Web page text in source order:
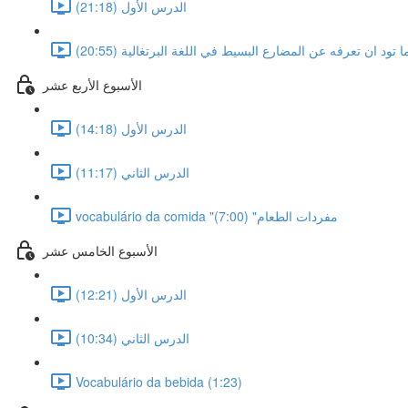
الدرس الأول (21:18)
تود ان تعرفه عن المضارع البسيط في اللغة البرتغالية (20:55)
الأسبوع الأربع عشر
الدرس الأول (14:18)
الدرس الثاني (11:17)
vocabulário da comida "مفردات الطعام" (7:00)
الأسبوع الخامس عشر
الدرس الأول (12:21)
الدرس الثاني (10:34)
Vocabulário da bebida (1:23)